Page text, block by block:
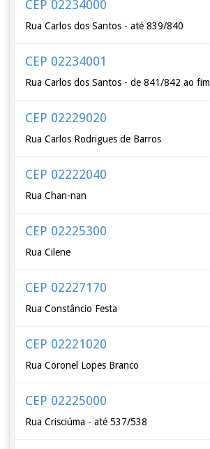
CEP 02234000
Rua Carlos dos Santos - até 839/840
CEP 02234001
Rua Carlos dos Santos - de 841/842 ao fim
CEP 02229020
Rua Carlos Rodrigues de Barros
CEP 02222040
Rua Chan-nan
CEP 02225300
Rua Cilene
CEP 02227170
Rua Constâncio Festa
CEP 02221020
Rua Coronel Lopes Branco
CEP 02225000
Rua Crisciúma - até 537/538